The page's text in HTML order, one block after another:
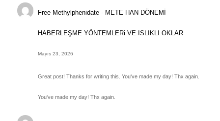
Free Methylphenidate - METE HAN DÖNEMİ
HABERLEŞME YÖNTEMLERi VE ISLIKLI OKLAR
Mayıs 23, 2026
Great post! Thanks for writing this. You've made my day! Thx again.
You've made my day! Thx again.